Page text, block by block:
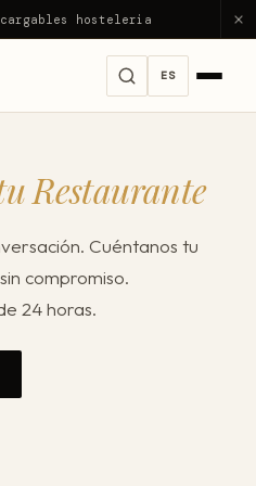
hosteleria
ES
→
Restaurante
Cuéntanos tu
compromiso.
24 horas.